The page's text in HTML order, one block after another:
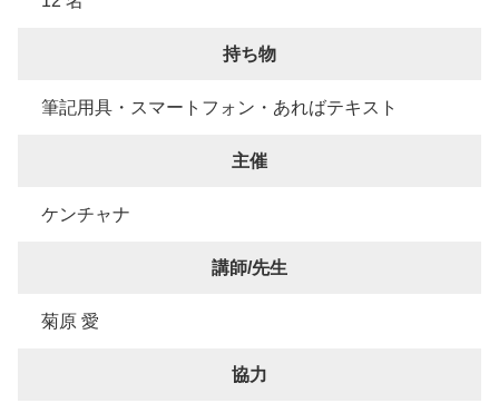
持ち物
筆記用具・スマートフォン・あればテキスト
主催
ケンチャナ
講師/先生
菊原 愛
協力